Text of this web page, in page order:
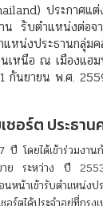
ประกาศแต่
น รับตำแหน่งต่อ
หน่งประธานกลุ่ม
เหนือ ณ เมืองแฮม
กันยายน พ.ศ.
ชอร์ต ประธาน
โดยได้เข้าร่วมงา
ขาย ระหว่าง ปี
นหน้าเข้ารับตำแ